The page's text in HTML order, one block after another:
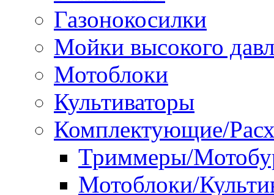
Газонокосилки
Мойки высокого
Мотоблоки
Культиваторы
Комплектующие/
Триммеры/
Мотоблоки/